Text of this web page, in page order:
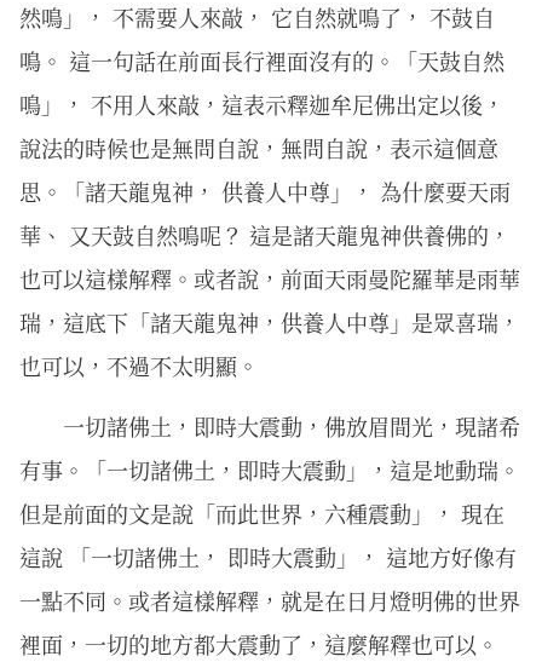
然鳴」， 不需要人來敲， 它自然就鳴了， 不鼓自
鳴。 這一句話在前面長行裡面沒有的。「天鼓自然
鳴」， 不用人來敲，這表示釋迦牟尼佛出定以後，
說法的時候也是無問自說，無問自說，表示這個意
思。「諸天龍鬼神， 供養人中尊」， 為什麼要天雨
華、 又天鼓自然鳴呢？ 這是諸天龍鬼神供養佛的，
也可以這樣解釋。或者說，前面天雨曼陀羅華是雨華
瑞，這底下「諸天龍鬼神，供養人中尊」是眾喜瑞，
也可以，不過不太明顯。
一切諸佛土，即時大震動，佛放眉間光，現諸希
有事。「一切諸佛土，即時大震動」，這是地動瑞。
但是前面的文是說「而此世界，六種震動」， 現在
這說 「一切諸佛土， 即時大震動」， 這地方好像有
一點不同。或者這樣解釋，就是在日月燈明佛的世界
裡面，一切的地方都大震動了，這麼解釋也可以。